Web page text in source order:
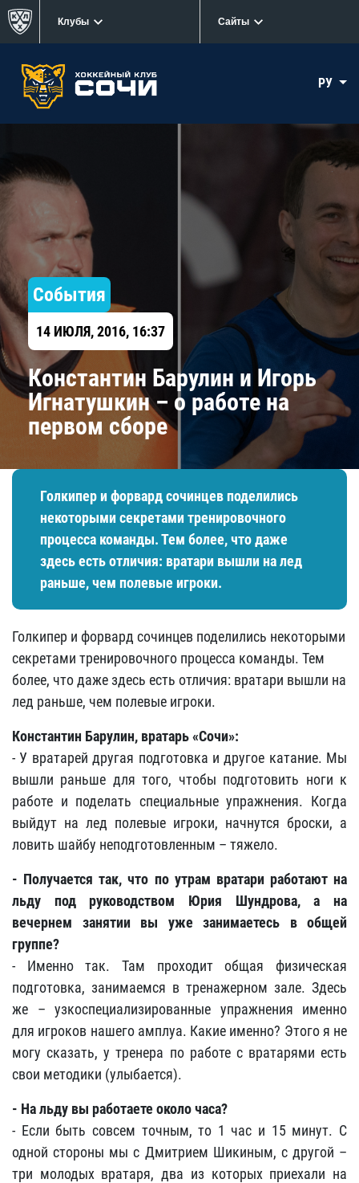
Клубы Сайты
РУ
События
14 ИЮЛЯ, 2016, 16:37
Константин Барулин и Игорь
Игнатушкин – о работе на
первом сборе
Голкипер и форвард сочинцев поделились
некоторыми секретами тренировочного
процесса команды. Тем более, что даже
здесь есть отличия: вратари вышли на лед
раньше, чем полевые игроки.
Голкипер и форвард сочинцев поделились некоторыми
секретами тренировочного процесса команды. Тем
более, что даже здесь есть отличия: вратари вышли на
лед раньше, чем полевые игроки.
Константин Барулин, вратарь «Сочи»:
- У вратарей другая подготовка и другое катание. Мы
вышли раньше для того, чтобы подготовить ноги к
работе и поделать специальные упражнения. Когда
выйдут на лед полевые игроки, начнутся броски, а
ловить шайбу неподготовленным – тяжело.
- Получается так, что по утрам вратари работают на
льду под руководством Юрия Шундрова, а на
вечернем занятии вы уже занимаетесь в общей
группе?
- Именно так. Там проходит общая физическая
подготовка, занимаемся в тренажерном зале. Здесь
же – узкоспециализированные упражнения именно
для игроков нашего амплуа. Какие именно? Этого я не
могу сказать, у тренера по работе с вратарями есть
свои методики (улыбается).
- На льду вы работаете около часа?
- Если быть совсем точным, то 1 час и 15 минут. С
одной стороны мы с Дмитрием Шикиным, с другой –
три молодых вратаря, два из которых приехали на